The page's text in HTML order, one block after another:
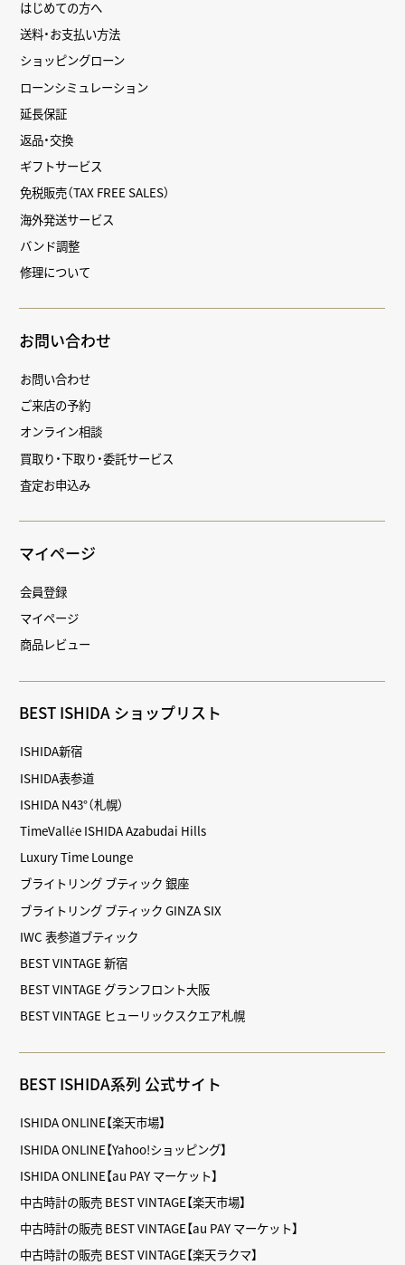
はじめての方へ
送料・お支払い方法
ショッピングローン
ローンシミュレーション
延長保証
返品・交換
ギフトサービス
免税販売（TAX FREE SALES）
海外発送サービス
バンド調整
修理について
お問い合わせ
お問い合わせ
ご来店の予約
オンライン相談
買取り・下取り・委託サービス
査定お申込み
マイページ
会員登録
マイページ
商品レビュー
BEST ISHIDA ショップリスト
ISHIDA新宿
ISHIDA表参道
ISHIDA N43°（札幌）
TimeVallée ISHIDA Azabudai Hills
Luxury Time Lounge
ブライトリング ブティック 銀座
ブライトリング ブティック GINZA SIX
IWC 表参道ブティック
BEST VINTAGE 新宿
BEST VINTAGE グランフロント大阪
BEST VINTAGE ヒューリックスクエア札幌
BEST ISHIDA系列 公式サイト
ISHIDA ONLINE【楽天市場】
ISHIDA ONLINE【Yahoo!ショッピング】
ISHIDA ONLINE【au PAY マーケット】
中古時計の販売 BEST VINTAGE【楽天市場】
中古時計の販売 BEST VINTAGE【au PAY マーケット】
中古時計の販売 BEST VINTAGE【楽天ラクマ】